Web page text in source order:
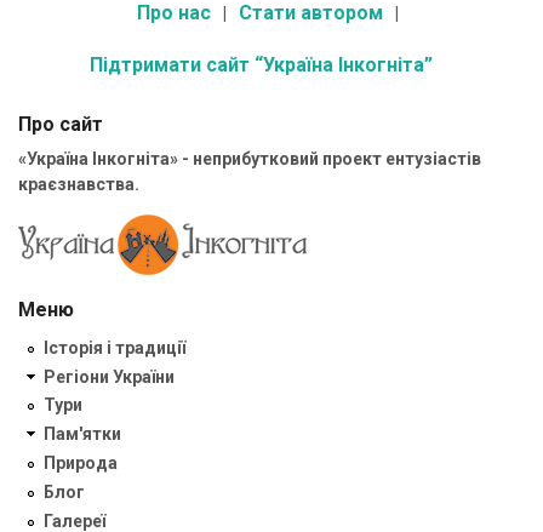
Про нас Стати автором
Підтримати сайт “Україна Інкогніта”
Про сайт
«Україна Інкогніта» - неприбутковий проект ентузіастів
краєзнавства.
Меню
Історія і традиції
Регіони України
Тури
Пам'ятки
Природа
Блог
Галереї